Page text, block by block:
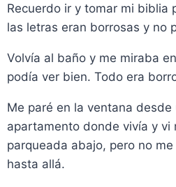
Recuerdo ir y tomar mi biblia
las letras eran borrosas y no
Volvía al baño y me miraba
podía ver bien. Todo era
Me paré en la ventana desde
apartamento donde vivía y vi
parqueada abajo, pero no
hasta allá.